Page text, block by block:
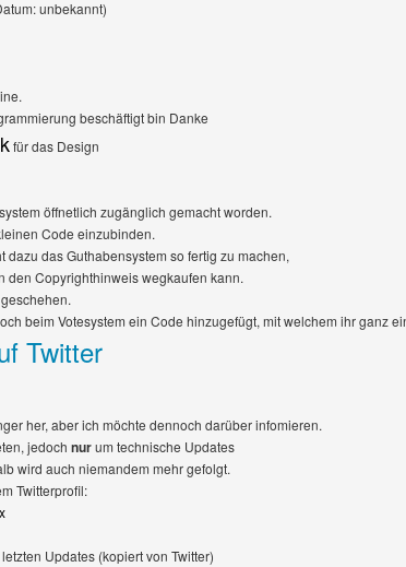
unbekannt)
beschäftigt bin Danke
für das Design
öffnetlich zugänglich gemacht worden.
Code einzubinden.
dazu das Guthabensystem so fertig zu machen,
den Copyrighthinweis wegkaufen kann.
beim Votesystem ein Code hinzugefügt, mit welchem ihr ganz
Twitter
her, aber ich möchte dennoch darüber infomieren.
jedoch nurum technische Updates
wird auch niemandem mehr gefolgt.
Twitterprofil:
Updates (kopiert von Twitter)